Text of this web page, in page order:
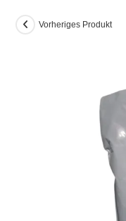
Vorheriges Produkt